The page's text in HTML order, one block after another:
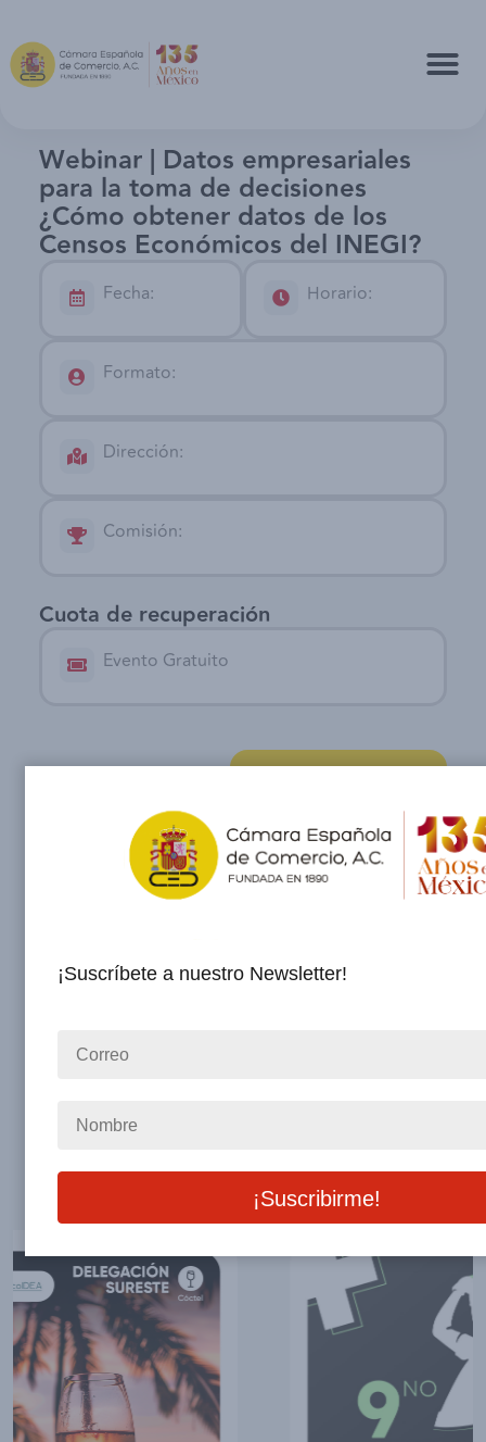
Webinar | Datos empresariales
para la toma de decisiones
¿Cómo obtener datos de los
Censos Económicos del INEGI?
Fecha: Horario:
Formato:
Dirección:
Comisión:
Cuota de recuperación
Evento Gratuito
Registrate aqui
Otros Eventos
¡Suscríbete a nuestro Newsletter!